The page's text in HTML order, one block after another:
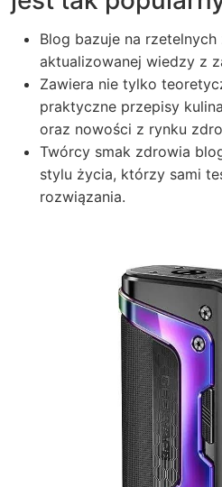
Blog bazuje na rzetelnych
aktualizowanej wiedzy z
Zawiera nie tylko
praktyczne przepisy
oraz nowości z rynku
Twórcy smak zdrowia
stylu życia, którzy sami
rozwiązania.